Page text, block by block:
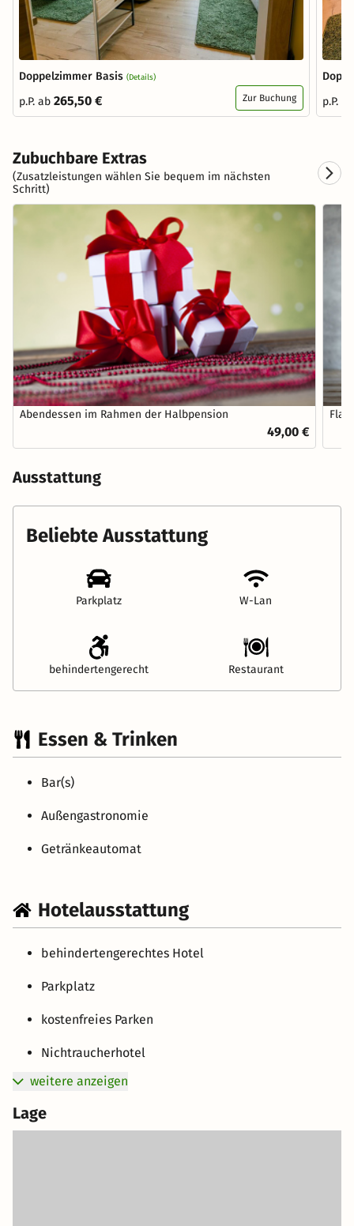
Doppelzimmer Basis (Details)
p.P. ab 265,50 € Zur Buchung
p.P.
Zubuchbare Extras
(Zusatzleistungen wählen Sie bequem im nächsten
Schritt)
Abendessen im Rahmen der Halbpension
49,00 €
Ausstattung
Beliebte Ausstattung
Parkplatz W-Lan
behindertengerecht Restaurant
Essen & Trinken
Bar(s)
Außengastronomie
Getränkeautomat
Hotelausstattung
behindertengerechtes Hotel
Parkplatz
kostenfreies Parken
Nichtraucherhotel
weitere anzeigen
Lage